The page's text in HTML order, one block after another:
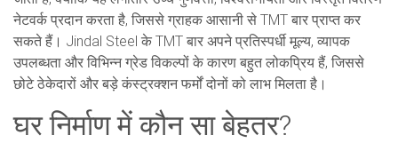
नेटवर्क प्रदान करता है, जिससे ग्राहक आसानी से TMT बार प्राप्त कर
सकते हैं। Jindal Steel के TMT बार अपने प्रतिस्पर्धी मूल्य, व्यापक
उपलब्धता और विभिन्न ग्रेड विकल्पों के कारण बहुत लोकप्रिय हैं, जिससे
छोटे ठेकेदारों और बड़े कंस्ट्रक्शन फर्मों दोनों को लाभ मिलता है।
घर निर्माण में कौन सा बेहतर?